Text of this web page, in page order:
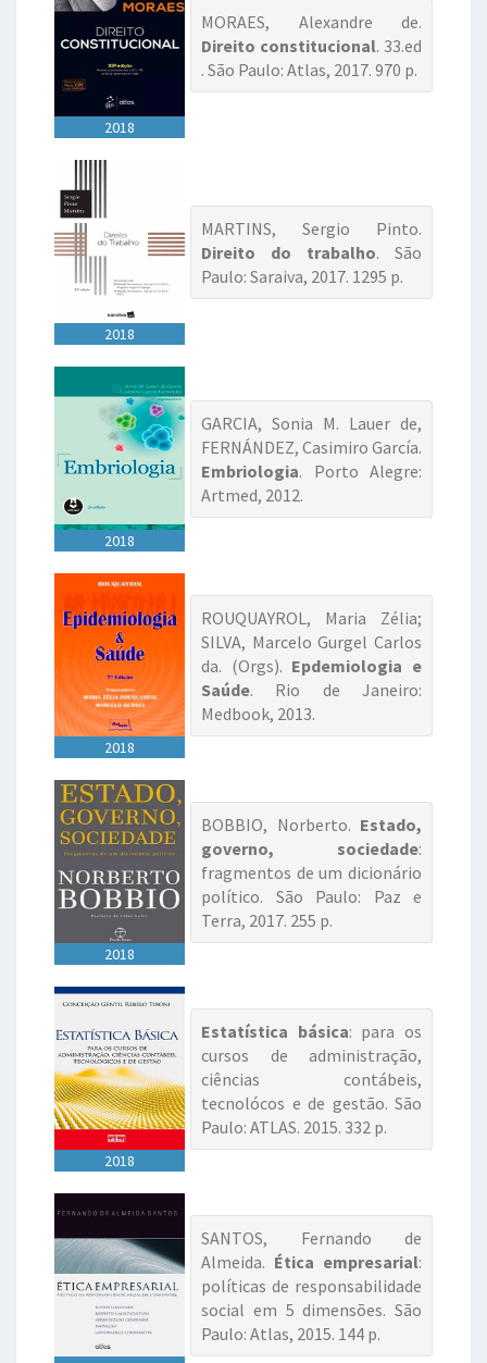
2018
MORAES, Alexandre de.
Direito constitucional. 33.ed
. São Paulo: Atlas, 2017. 970 p.
2018
MARTINS, Sergio Pinto.
Direito do trabalho. São
Paulo: Saraiva, 2017. 1295 p.
2018
GARCIA, Sonia M. Lauer de,
FERNÁNDEZ, Casimiro García.
Embriologia. Porto Alegre:
Artmed, 2012.
2018
ROUQUAYROL, Maria Zélia;
SILVA, Marcelo Gurgel Carlos
da. (Orgs). Epdemiologia e
Saúde. Rio de Janeiro:
Medbook, 2013.
2018
BOBBIO, Norberto. Estado,
governo, sociedade:
fragmentos de um dicionário
político. São Paulo: Paz e
Terra, 2017. 255 p.
2018
Estatística básica: para os
cursos de administração,
ciências contábeis,
tecnolócos e de gestão. São
Paulo: ATLAS. 2015. 332 p.
SANTOS, Fernando de
Almeida. Ética empresarial:
políticas de responsabilidade
social em 5 dimensões. São
Paulo: Atlas, 2015. 144 p.